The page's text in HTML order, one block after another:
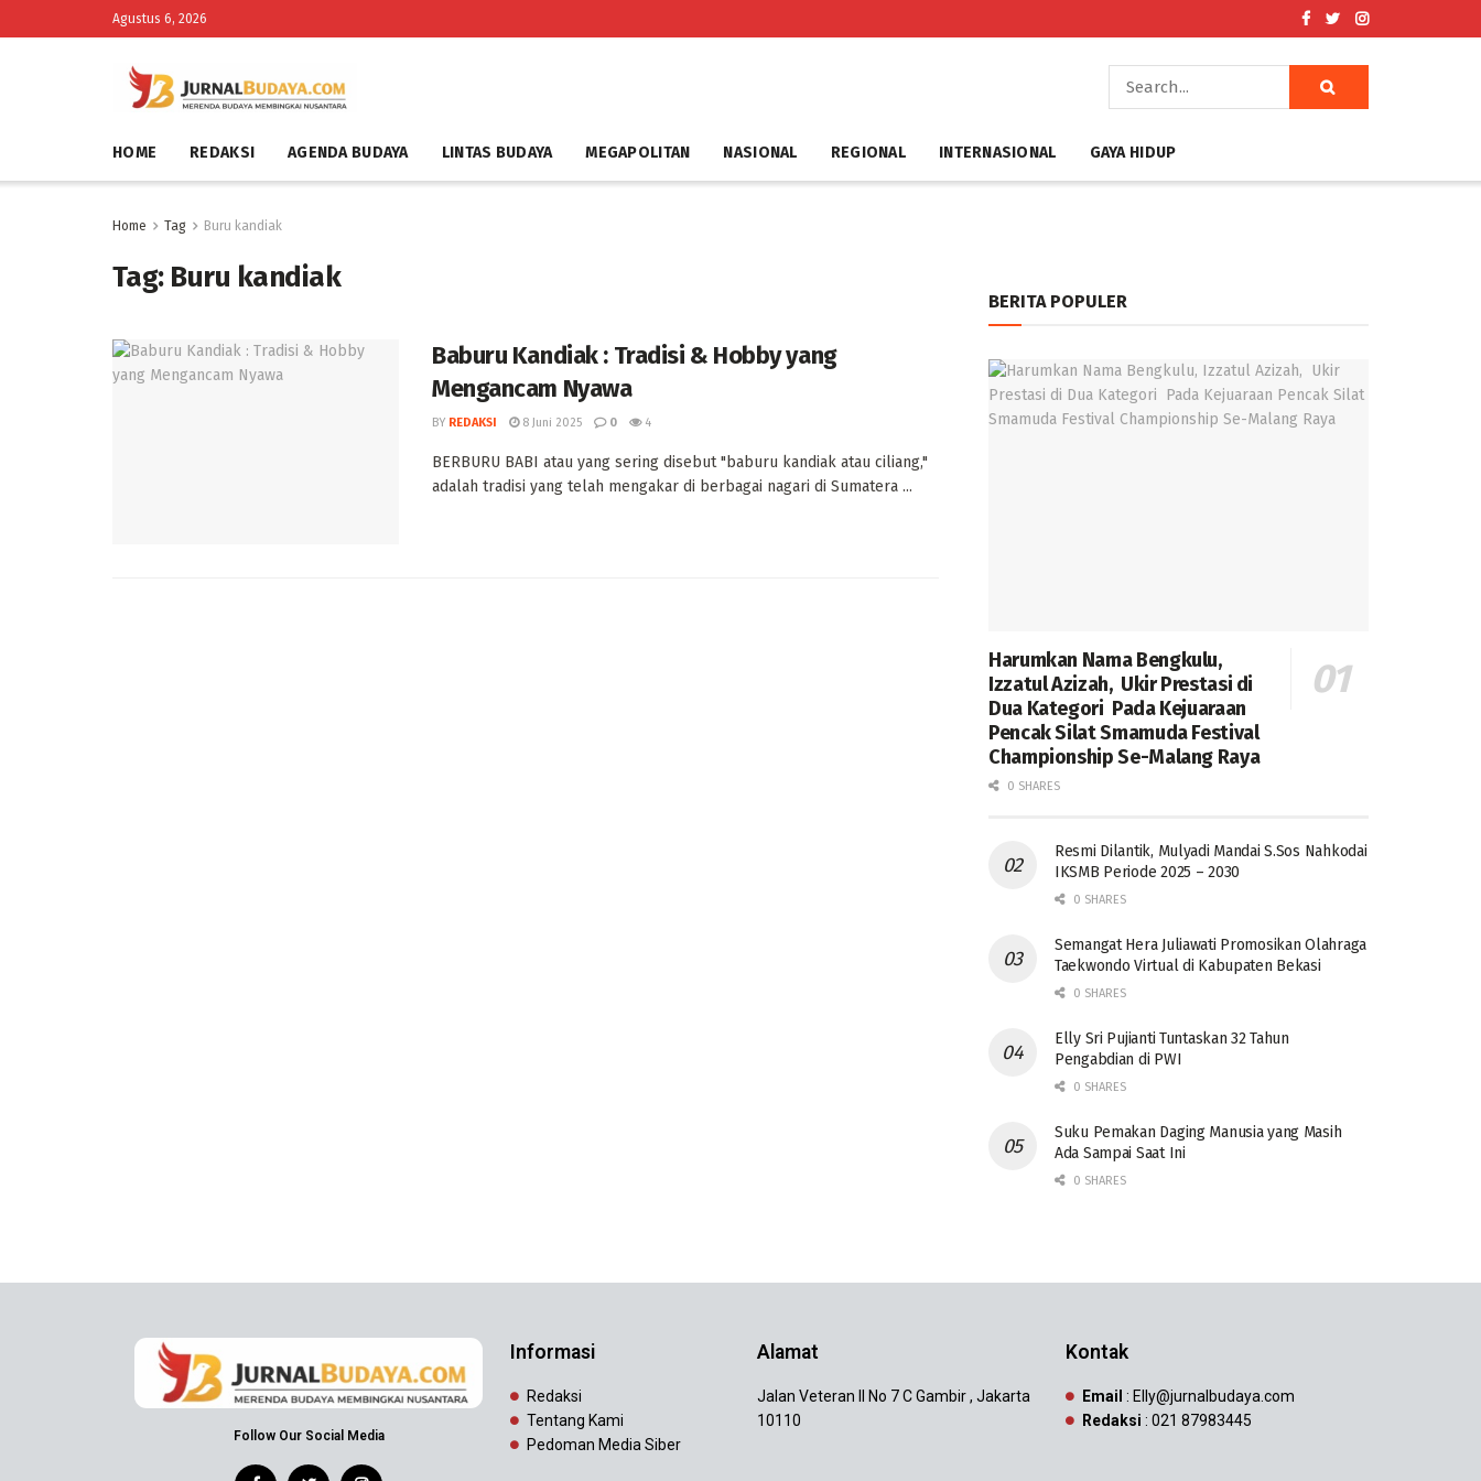
Agustus 6, 2026
HOME REDAKSI AGENDA BUDAYA LINTAS BUDAYA MEGAPOLITAN NASIONAL REGIONAL INTERNASIONAL GAYA HIDUP
Home Tag Buru kandiak
Tag: Buru kandiak
Baburu Kandiak : Tradisi & Hobby yang
Mengancam Nyawa
BY REDAKSI 8 Juni 2025 0 4
‎BERBURU BABI atau yang sering disebut "baburu kandiak atau ciliang,"
adalah tradisi yang telah mengakar di berbagai nagari di Sumatera ...
BERITA POPULER
Harumkan Nama Bengkulu,
Izzatul Azizah, Ukir Prestasi di
Dua Kategori Pada Kejuaraan
Pencak Silat Smamuda Festival
Championship Se-Malang Raya
0 SHARES
Resmi Dilantik, Mulyadi Mandai S.Sos Nahkodai
IKSMB Periode 2025 – 2030
0 SHARES
Semangat Hera Juliawati Promosikan Olahraga
Taekwondo Virtual di Kabupaten Bekasi
0 SHARES
Elly Sri Pujianti Tuntaskan 32 Tahun
Pengabdian di PWI
0 SHARES
‎Suku Pemakan Daging Manusia yang Masih
Ada Sampai Saat Ini
0 SHARES
Follow Our Social Media
Informasi
Redaksi
Tentang Kami
Pedoman Media Siber
Alamat
Jalan Veteran II No 7 C Gambir , Jakarta
10110
Kontak
Email : Elly@jurnalbudaya.com
Redaksi : 021 87983445